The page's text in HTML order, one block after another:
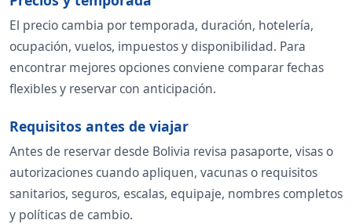
El precio cambia por temporada, duración, hotelería,
ocupación, vuelos, impuestos y disponibilidad. Para
encontrar mejores opciones conviene comparar fechas
flexibles y reservar con anticipación.
Requisitos antes de viajar
Antes de reservar desde Bolivia revisa pasaporte, visas o
autorizaciones cuando apliquen, vacunas o requisitos
sanitarios, seguros, escalas, equipaje, nombres completos
y políticas de cambio.